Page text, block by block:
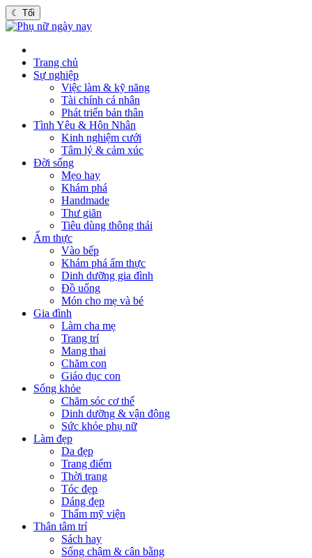
☾ Tối
Trang chủ
Sự nghiệp
Việc làm & kỹ năng
Tài chính cá nhân
Phát triển bản thân
Tình Yêu & Hôn Nhân
Kinh nghiệm cưới
Tâm lý & cảm xúc
Đời sống
Mẹo hay
Khám phá
Handmade
Thư giãn
Tiêu dùng thông thái
Ẩm thực
Vào bếp
Khám phá ẩm thực
Dinh dưỡng gia đình
Đồ uống
Món cho mẹ và bé
Gia đình
Làm cha mẹ
Trang trí
Mang thai
Chăm con
Giáo dục con
Sống khỏe
Chăm sóc cơ thể
Dinh dưỡng & vận động
Sức khỏe phụ nữ
Làm đẹp
Da đẹp
Trang điểm
Thời trang
Tóc đẹp
Dáng đẹp
Thẩm mỹ viện
Thân tâm trí
Sách hay
Sống chậm & cân bằng